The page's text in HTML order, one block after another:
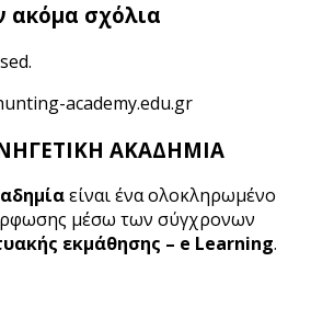
ακόμα σχόλια
ΑΚΑΔΗΜΙΑ
είναι ένα ολοκληρωμένο
μέσω των σύγχρονων
εκμάθησης – e Learning.